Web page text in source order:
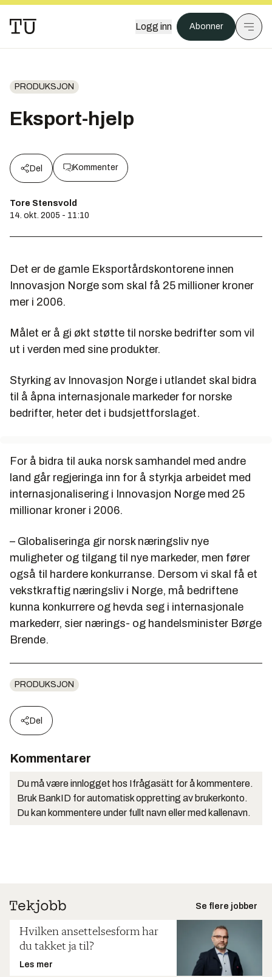
Logg inn Abonner
PRODUKSJON
Eksport-hjelp
Del Kommenter
Tore Stensvold
14. okt. 2005 - 11:10
Det er de gamle Eksportårdskontorene innen
Innovasjon Norge som skal få 25 millioner kroner
mer i 2006.
Målet er å gi økt støtte til norske bedrifter som vil
ut i verden med sine produkter.
Styrking av Innovasjon Norge i utlandet skal bidra
til å åpna internasjonale markeder for norske
bedrifter, heter det i budsjettforslaget.
For å bidra til auka norsk samhandel med andre
land går regjeringa inn for å styrkja arbeidet med
internasjonalisering i Innovasjon Norge med 25
millionar kroner i 2006.
– Globaliseringa gir norsk næringsliv nye
muligheter og tilgang til nye markeder, men fører
også til hardere konkurranse. Dersom vi skal få et
vekstkraftig næringsliv i Norge, må bedriftene
kunna konkurrere og hevda seg i internasjonale
markederr, sier nærings- og handelsminister Børge
Brende.
PRODUKSJON
Del
Kommentarer
Du må være innlogget hos Ifrågasätt for å kommentere.
Bruk BankID for automatisk oppretting av brukerkonto.
Du kan kommentere under fullt navn eller med kallenavn.
Se flere jobber
Hvilken ansettelsesform har
du takket ja til?
Les mer